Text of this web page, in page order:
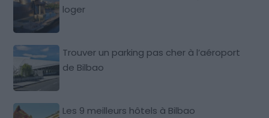
loger
Trouver un parking pas cher à l’aéroport
de Bilbao
Les 9 meilleurs hôtels à Bilbao